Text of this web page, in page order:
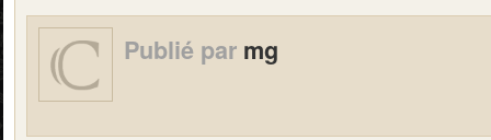
Publié par mg